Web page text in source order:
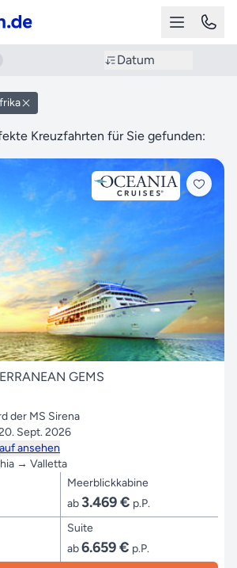
Datum
Kreuzfahrten für Sie gefunden:
GEMS
der MS Sirena
Sept. 2026
ansehen
→ Valletta
Meerblickkabine
ab 3.469 € p.P.
Suite
ab6.659 € p.P.